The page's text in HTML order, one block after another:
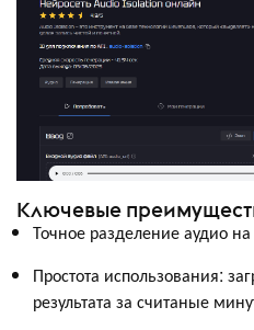
Ключевые
Точное разделение аудио
Простота использования:
результата за считаные